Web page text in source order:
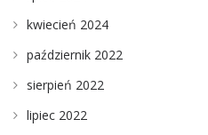
kwiecień 2024
październik 2022
sierpień 2022
lipiec 2022